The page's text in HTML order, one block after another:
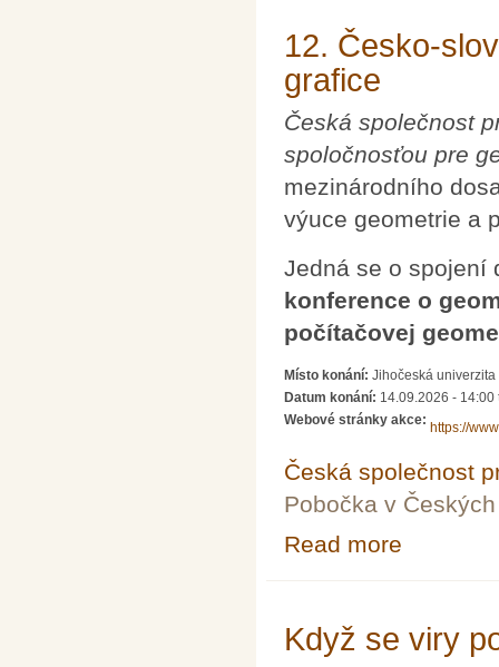
12. Česko-
grafice
Česká společnost
spoločnosťou pre
mezinárodního
výuce geometrie a
Jedná se o spojení
konference o
počítačovej
Místo konání: Jihočeská
Datum konání: 14.09.2026 - 14:00
Webové stránky akce:
https://
Česká společnost
Pobočka v
Read more
Když se viry